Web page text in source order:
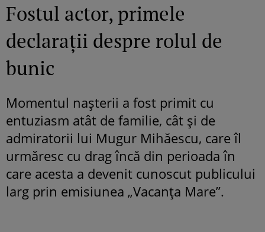
Fostul actor, primele
declarații despre rolul de
bunic
Momentul nașterii a fost primit cu
entuziasm atât de familie, cât și de
admiratorii lui Mugur Mihăescu, care îl
urmăresc cu drag încă din perioada în
care acesta a devenit cunoscut publicului
larg prin emisiunea „Vacanța Mare”.